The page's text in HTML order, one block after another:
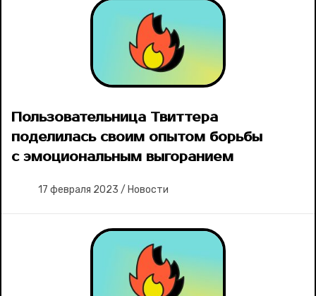
Великие женщины
Тренды
Пользовательница Твиттера
поделилась своим опытом борьбы
с эмоциональным выгоранием
17 февраля 2023 / Новости